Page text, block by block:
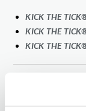
KICK THE
KICK THE
KICK THE